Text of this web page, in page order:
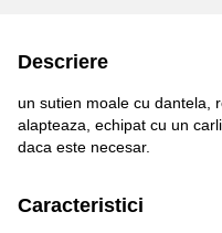
Descriere
un sutien moale cu dantela,
alapteaza, echipat cu un
daca este necesar.
Caracteristici